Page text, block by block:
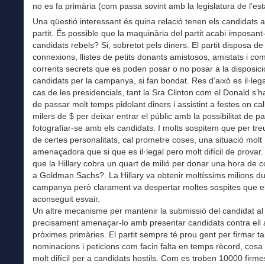
no es fa primària (com passa sovint amb la legislatura de
Una qüestió interessant és quina relació tenen els candidats
partit. És possible que la maquinària del partit acabi
candidats rebels? Si, sobretot pels diners. El partit disposa de
connexions, llistes de petits donants amistosos, amistats i
corrents secrets que es poden posar o no posar a la
candidats per la campanya, si fan bondat. Res d’això es
cas de les presidencials, tant la Sra Clinton com el Donald
de passar molt temps pidolant diners i assistint a festes on
milers de $ per deixar entrar el públic amb la possibilitat de
fotografiar-se amb els candidats. I molts sospitem que per
de certes personalitats, cal prometre coses, una situació molt
amenaçadora que si que es il·legal pero molt difícil de
que la Hillary cobra un quart de milió per donar una hora de
a Goldman Sachs?. La Hillary va obtenir moltíssims milions
campanya però clarament va despertar moltes sospites que
aconseguit esvair.
Un altre mecanisme per mantenir la submissió del candidat
precisament amenaçar-lo amb presentar candidats contra ell
pròximes primàries. El partit sempre té prou gent per firmar
nominacions i peticions com facin falta en temps rècord, cosa
molt difícil per a candidats hostils. Com es troben 10000